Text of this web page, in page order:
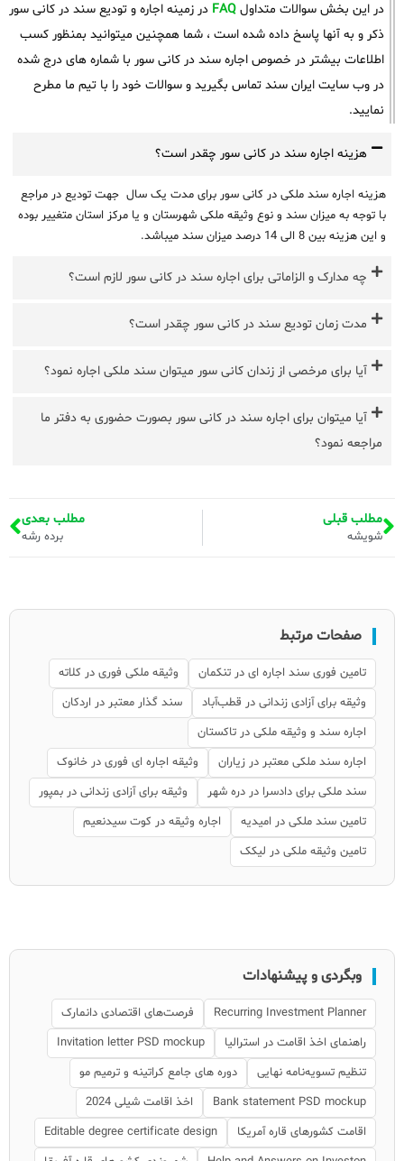
در این بخش سوالات متداول FAQ در زمینه اجاره و تودیع سند در کانی سور
ذکر و به آنها پاسخ داده شده است ، شما همچنین میتوانید بمنظور کسب
اطلاعات بیشتر در خصوص اجاره سند در کانی سور با شماره های درج شده
در وب سایت ایران سند تماس بگیرید و سوالات خود را با تیم ما مطرح
نمایید.
هزینه اجاره سند در کانی سور چقدر است؟
هزینه اجاره سند ملکی در کانی سور برای مدت یک سال جهت تودیع در مراجع
با توجه به میزان سند و نوع وثیقه ملکی شهرستان و یا مرکز استان متغییر بوده
و این هزینه بین 8 الی 14 درصد میزان سند میباشد.
چه مدارک و الزاماتی برای اجاره سند در کانی سور لازم است؟
مدت زمان تودیع سند در کانی سور چقدر است؟
آیا برای مرخصی از زندان کانی سور میتوان سند ملکی اجاره نمود؟
آیا میتوان برای اجاره سند در کانی سور بصورت حضوری به دفتر ما
مراجعه نمود؟
مطلب قبلی
شویشه
مطلب بعدی
برده رشه
صفحات مرتبط
تامین فوری سند اجاره ای در تنکمان
وثیقه ملکی فوری در کلاته
وثیقه برای آزادی زندانی در قطب‌آباد
سند گذار معتبر در اردکان
اجاره سند و وثیقه ملکی در تاکستان
اجاره سند ملکی معتبر در زیاران
وثیقه اجاره ای فوری در خانوک
سند ملکی برای دادسرا در دره شهر
وثیقه برای آزادی زندانی در بمپور
تامین سند ملکی در امیدیه
اجاره وثیقه در كوت سيدنعيم
تامین وثیقه ملکی در لیکک
وبگردی و پیشنهادات
Recurring Investment Planner
فرصت‌های اقتصادی دانمارک
راهنمای اخذ اقامت در استرالیا
Invitation letter PSD mockup
تنظیم تسویه‌نامه نهایی
دوره های جامع کراتینه و ترمیم مو
Bank statement PSD mockup
اخذ اقامت شیلی 2024
اقامت کشورهای قاره آمریکا
Editable degree certificate design